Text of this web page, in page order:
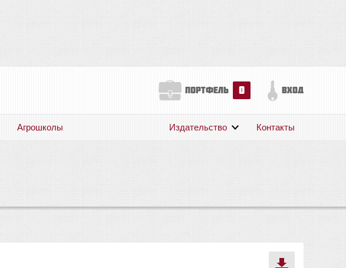
портфель 0 вход
Агрошколы Издательство Контакты